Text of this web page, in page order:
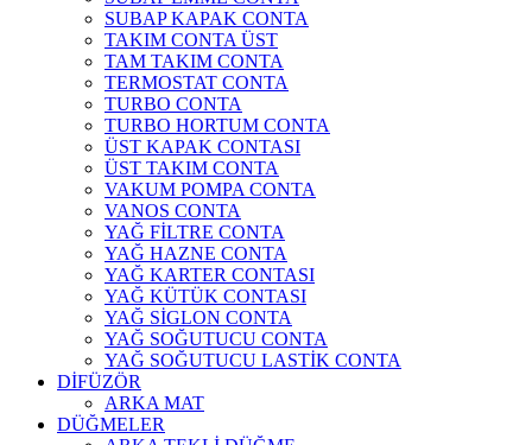
SUBAP KAPAK CONTA
TAKIM CONTA ÜST
TAM TAKIM CONTA
TERMOSTAT CONTA
TURBO CONTA
TURBO HORTUM CONTA
ÜST KAPAK CONTASI
ÜST TAKIM CONTA
VAKUM POMPA CONTA
VANOS CONTA
YAĞ FİLTRE CONTA
YAĞ HAZNE CONTA
YAĞ KARTER CONTASI
YAĞ KÜTÜK CONTASI
YAĞ SİGLON CONTA
YAĞ SOĞUTUCU CONTA
YAĞ SOĞUTUCU LASTİK CONTA
DİFÜZÖR
ARKA MAT
DÜĞMELER